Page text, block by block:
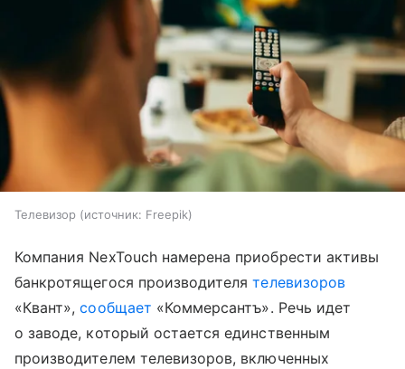
Телевизор источник: Freepik
Компания NexTouch намерена приобрести активы
банкротящегося производителятелевизоров
«Квант»,сообщает «Коммерсантъ». Речь идет
о заводе, который остается единственным
производителем телевизоров, включенных